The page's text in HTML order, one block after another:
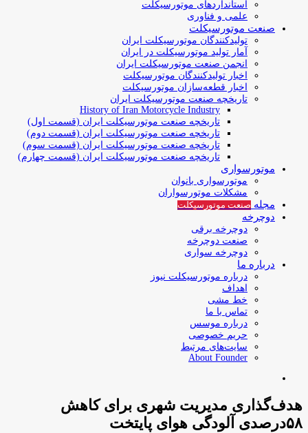
استانداردهای موتورسیکلت
علمی و فناوری
صنعت موتورسیکلت
تولیدکنندگان موتورسیکلت ایران
آمار تولید موتورسیکلت در ایران
انجمن صنعت موتورسیکلت ایران
اخبار تولیدکنندگان موتورسیکلت
اخبار قطعه‌سازان موتورسیکلت
تاریخچه صنعت موتورسیکلت ایران
History of Iran Motorcycle Industry
تاریخچه صنعت موتورسیکلت ایران (قسمت اول)
تاریخچه صنعت موتورسیکلت ایران (قسمت دوم)
تاریخچه صنعت موتورسیکلت ایران (قسمت سوم)
تاریخچه صنعت موتورسیکلت ایران (قسمت چهارم)
موتورسواری
موتورسواری بانوان
مشکلات موتورسواران
مجله صنعت موتورسیکلت
دوچرخه
دوچرخه برقی
صنعت دوچرخه
دوچرخه سواری
درباره ما
درباره موتورسیکلت نیوز
اهداف
خط مشی
تماس با ما
درباره موسس
حریم خصوصی
سایت‌های مرتبط
About Founder
هدف‌گذاری مدیریت شهری برای کاهش
۵۸درصدی آلودگی هوای پایتخت